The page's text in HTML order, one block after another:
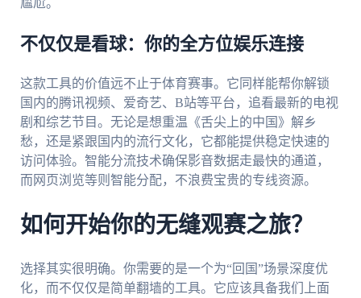
不仅仅是看球：你的全方位娱乐连接
这款工具的价值远不止于体育赛事。它同样能帮你解锁
国内的腾讯视频、爱奇艺、B站等平台，追看最新的电视
剧和综艺节目。无论是想重温《舌尖上的中国》解乡
愁，还是紧跟国内的流行文化，它都能提供稳定快速的
访问体验。智能分流技术确保影音数据走最快的通道，
而网页浏览等则智能分配，不浪费宝贵的专线资源。
如何开始你的无缝观赛之旅？
选择其实很明确。你需要的是一个为“回国”场景深度优
化，而不仅仅是简单翻墙的工具。它应该具备我们上面